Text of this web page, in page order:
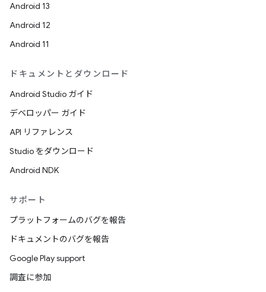
Android 13
Android 12
Android 11
ドキュメントとダウンロード
Android Studio ガイド
デベロッパー ガイド
API リファレンス
Studio をダウンロード
Android NDK
サポート
プラットフォームのバグを報告
ドキュメントのバグを報告
Google Play support
調査に参加